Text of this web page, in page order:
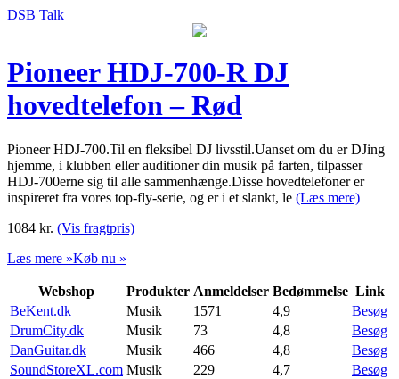
DSB Talk
Pioneer HDJ-700-R DJ
hovedtelefon – Rød
Pioneer HDJ-700.Til en fleksibel DJ livsstil.Uanset om du er DJing
hjemme, i klubben eller auditioner din musik på farten, tilpasser
HDJ-700erne sig til alle sammenhænge.Disse hovedtelefoner er
inspireret fra vores top-fly-serie, og er i et slankt, le (Læs mere)
1084 kr. (Vis fragtpris)
Læs mere »Køb nu »
Webshop Produkter Anmeldelser Bedømmelse Link
BeKent.dk
Musik 1571 4,9
Besøg
DrumCity.dk
Musik 73 4,8
Besøg
DanGuitar.dk
Musik 466 4,8
Besøg
SoundStoreXL.com Musik 229 4,7
Besøg